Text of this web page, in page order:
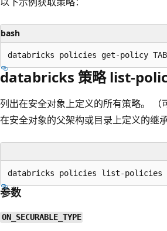
bash
databricks 策略 list-
列出在安全对象上定义的所有策略。 （
在安全对象的父架构或目录上定义的继承
参数
ON_SECURABLE_TYPE